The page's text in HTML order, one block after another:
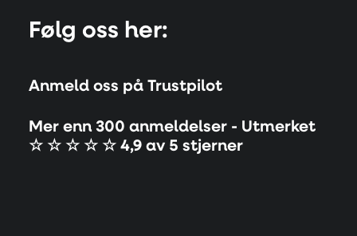
Følg oss her:
Anmeld oss på Trustpilot
Mer enn 300 anmeldelser - Utmerket
☆ ☆ ☆ ☆ ☆ 4,9 av 5 stjerner